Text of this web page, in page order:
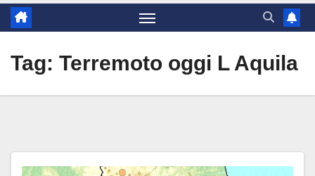
Tag: Terremoto oggi L Aquila